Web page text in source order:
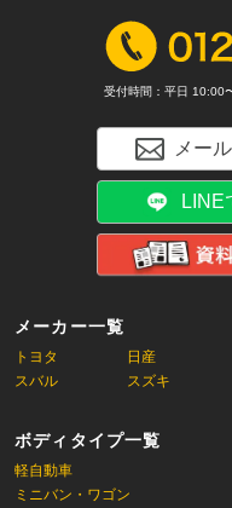
メーカー一覧
トヨタ 日産
スバル
スズキ
ボディタイプ一覧
軽自動車
ミニバン・ワゴン
受付時間：平日 10:00
メー
LINE